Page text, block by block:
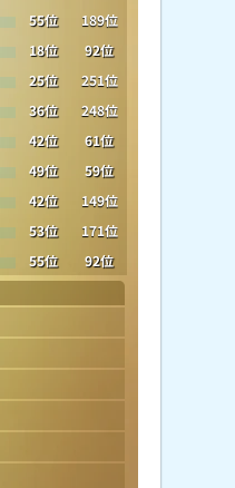
55位
189位
18位
92位
25位
251位
36位
248位
42位
61位
49位
59位
42位
149位
53位
171位
55位
92位